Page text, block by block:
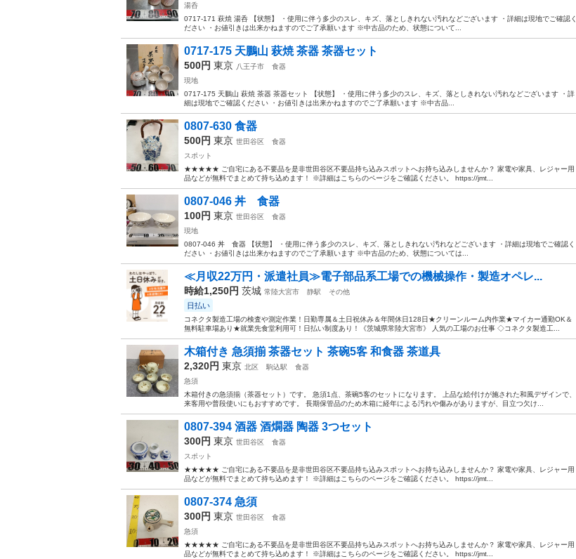
湯呑
0717-171 萩焼 湯呑 【状態】 ・使用に伴う多少のスレ、キズ、落としきれない汚れなどございます ・詳細は現地でご確認く
ださい ・お値引きは出来かねますのでご了承願います ※中古品のため、状態について...
0717-175 天鵬山 萩焼 茶器 茶器セット
500円 東京 八王子市
食器
現地
0717-175 天鵬山 萩焼 茶器 茶器セット 【状態】 ・使用に伴う多少のスレ、キズ、落としきれない汚れなどございます ・詳
細は現地でご確認ください ・お値引きは出来かねますのでご了承願います ※中古品...
0807-630 食器
500円 東京 世田谷区
食器
スポット
★★★★★ ご自宅にある不要品を是非世田谷区不要品持ち込みスポットへお持ち込みしませんか？ 家電や家具、レジャー用
品などが無料でまとめて持ち込めます！ ※詳細はこちらのページをご確認ください。 https://jmt...
0807-046 丼 食器
100円 東京 世田谷区
食器
現地
0807-046 丼 食器 【状態】 ・使用に伴う多少のスレ、キズ、落としきれない汚れなどございます ・詳細は現地でご確認く
ださい ・お値引きは出来かねますのでご了承願います ※中古品のため、状態については...
≪月収22万円・派遣社員≫電子部品系工場での機械操作・製造オペレ...
時給1,250円 茨城 常陸大宮市 静駅 その他
日払い
コネクタ製造工場の検査や測定作業！日勤専属＆土日祝休み＆年間休日128日★クリーンルーム内作業★マイカー通勤OK＆
無料駐車場あり★就業先食堂利用可！日払い制度あり！《茨城県常陸大宮市》 人気の工場のお仕事 ◇コネクタ製造工...
木箱付き 急須揃 茶器セット 茶碗5客 和食器 茶道具
2,320円 東京 北区 駒込駅
食器
急須
木箱付きの急須揃（茶器セット）です。 急須1点、茶碗5客のセットになります。 上品な絵付けが施された和風デザインで、
来客用や普段使いにもおすすめです。 長期保管品のため木箱に経年による汚れや傷みがありますが、目立つ欠け...
0807-394 酒器 酒燗器 陶器 3つセット
300円 東京 世田谷区
食器
スポット
★★★★★ ご自宅にある不要品を是非世田谷区不要品持ち込みスポットへお持ち込みしませんか？ 家電や家具、レジャー用
品などが無料でまとめて持ち込めます！ ※詳細はこちらのページをご確認ください。 https://jmt...
0807-374 急須
300円 東京 世田谷区
食器
急須
★★★★★ ご自宅にある不要品を是非世田谷区不要品持ち込みスポットへお持ち込みしませんか？ 家電や家具、レジャー用
品などが無料でまとめて持ち込めます！ ※詳細はこちらのページをご確認ください。 https://jmt...